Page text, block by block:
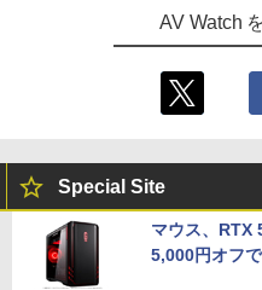
AV Watch
Special Site
マウス、RTX
5,000円オフ